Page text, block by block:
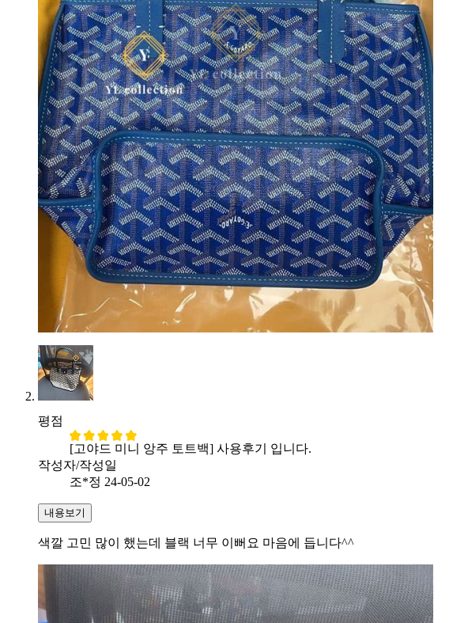
평점
[고야드 미니 앙주 토트백] 사용후기 입니다.
작성자/작성일
조*정 24-05-02
내용보기
색깔 고민 많이 했는데 블랙 너무 이뻐요 마음에 듭니다^^